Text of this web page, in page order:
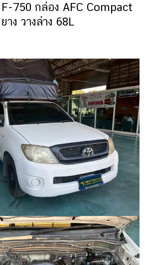
750 กล่อง AFC Compact
ง วางล่าง 68L